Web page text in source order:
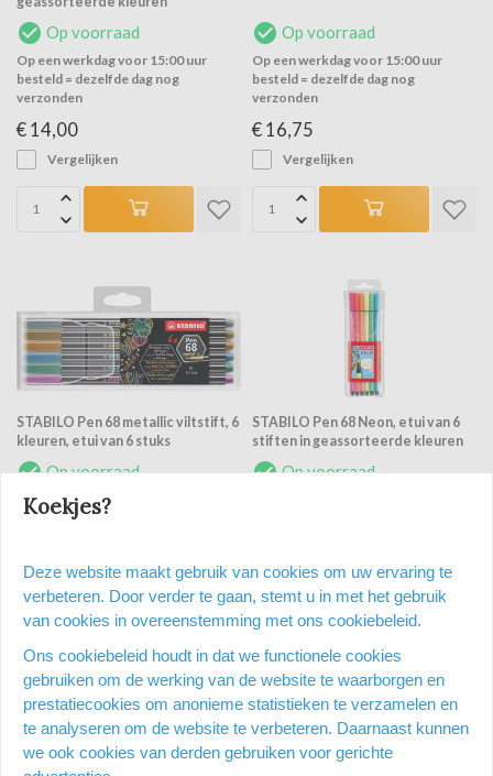
Op voorraad
Op een werkdag voor 15:00 uur
besteld = dezelfde dag nog
verzonden
€ 14,00
Vergelijken
Op voorraad
Op een werkdag voor 15:00 uur
besteld = dezelfde dag nog
verzonden
€ 16,75
Vergelijken
STABILO Pen 68 metallic viltstift, 6
kleuren, etui van 6 stuks
Op voorraad
Op een werkdag voor 15:00 uur
besteld = dezelfde dag nog
€ 11,51
Vergelijken
STABILO Pen 68 Neon, etui van 6
stiften in geassorteerde kleuren
Op voorraad
€ 6,91
Vergelijken
Koekjes?
Deze website maakt gebruik van cookies om uw ervaring te
verbeteren. Door verder te gaan, stemt u in met het gebruik
van cookies in overeenstemming met ons cookiebeleid.
Ons cookiebeleid houdt in dat we functionele cookies
gebruiken om de werking van de website te waarborgen en
prestatiecookies om anonieme statistieken te verzamelen en
te analyseren om de website te verbeteren. Daarnaast kunnen
we ook cookies van derden gebruiken voor gerichte